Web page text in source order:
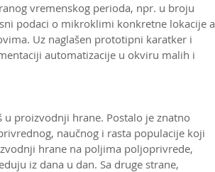
vremenskog perioda, npr. u broju
podaci o mikroklimi konkretne lokacije a
Uz naglašen prototipni karatker i
automatizacije u okviru malih i
proizvodnji hrane. Postalo je znatno
naučnog i rasta populacije koji
hrane na poljima poljoprivrede,
iz dana u dan. Sa druge strane,